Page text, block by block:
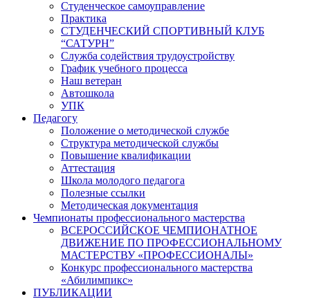
Студенческое самоуправление
Практика
СТУДЕНЧЕСКИЙ СПОРТИВНЫЙ КЛУБ
“САТУРН”
Служба содействия трудоустройству
График учебного процесса
Наш ветеран
Автошкола
УПК
Педагогу
Положение о методической службе
Структура методической службы
Повышение квалификации
Аттестация
Школа молодого педагога
Полезные ссылки
Методическая документация
Чемпионаты профессионального мастерства
ВСЕРОССИЙСКОЕ ЧЕМПИОНАТНОЕ
ДВИЖЕНИЕ ПО ПРОФЕССИОНАЛЬНОМУ
МАСТЕРСТВУ «ПРОФЕССИОНАЛЫ»
Конкурс профессионального мастерства
«Абилимпикс»
ПУБЛИКАЦИИ